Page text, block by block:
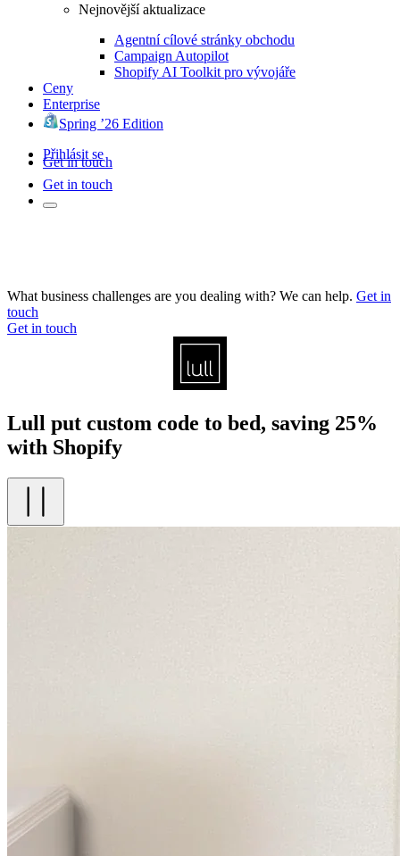
Nejnovější aktualizace
Agentní cílové stránky obchodu
Campaign Autopilot
Shopify AI Toolkit pro vývojáře
Ceny
Enterprise
Spring ’26 Edition
Přihlásit se
Get in touch
Get in touch
What business challenges are you dealing with? We can help. Get in
touch
Get in touch
Lull put custom code to bed, saving 25%
with Shopify